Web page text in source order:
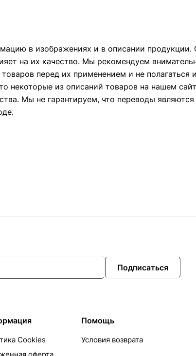
в изображениях и в описании продукции.
на их качество. Мы рекомендуем
перед их применением и не
некоторые из описаний товаров на нашем
Мы не гарантируем, что переводы
Подписаться
Cookies
Помощь
Условия возврата